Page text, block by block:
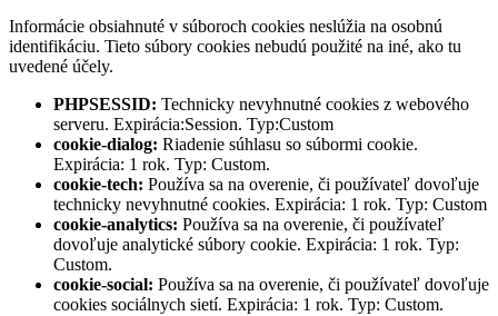
Informácie obsiahnuté v súboroch cookies neslúžia na osobnú
identifikáciu. Tieto súbory cookies nebudú použité na iné, ako tu
uvedené účely.
PHPSESSID: Technicky nevyhnutné cookies z webového
serveru. Expirácia:Session. Typ:Custom
cookie-dialog: Riadenie súhlasu so súbormi cookie.
Expirácia: 1 rok. Typ: Custom.
cookie-tech: Používa sa na overenie, či používateľ dovoľuje
technicky nevyhnutné cookies. Expirácia: 1 rok. Typ: Custom
cookie-analytics: Používa sa na overenie, či používateľ
dovoľuje analytické súbory cookie. Expirácia: 1 rok. Typ:
Custom.
cookie-social: Používa sa na overenie, či používateľ dovoľuje
cookies sociálnych sietí. Expirácia: 1 rok. Typ: Custom.